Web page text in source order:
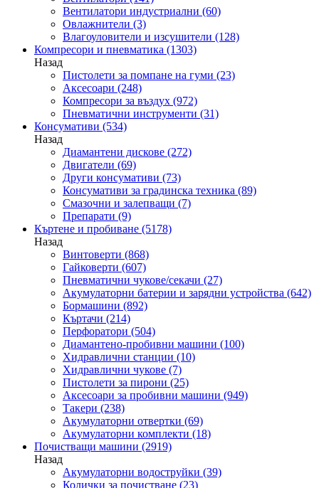
Вентилатори индустриални (60)
Овлажнители (3)
Влагоуловители и изсушители (128)
Компресори и пневматика (1303)
Назад
Пистолети за помпане на гуми (23)
Аксесоари (248)
Компресори за въздух (972)
Пневматични инструменти (31)
Консумативи (534)
Назад
Диамантени дискове (272)
Двигатели (69)
Други консумативи (73)
Консумативи за градинска техника (89)
Смазочни и залепващи (7)
Препарати (9)
Къртене и пробиване (5178)
Назад
Винтоверти (868)
Гайковерти (607)
Пневматични чукове/секачи (27)
Акумулаторни батерии и зарядни устройства (642)
Бормашини (892)
Къртачи (214)
Перфоратори (504)
Диамантено-пробивни машини (100)
Хидравлични станции (10)
Хидравлични чукове (7)
Пистолети за пирони (25)
Аксесоари за пробивни машини (949)
Такери (238)
Акумулаторни отвертки (69)
Акумулаторни комплекти (18)
Почистващи машини (2919)
Назад
Акумулаторни водоструйки (39)
Колички за почистване (23)